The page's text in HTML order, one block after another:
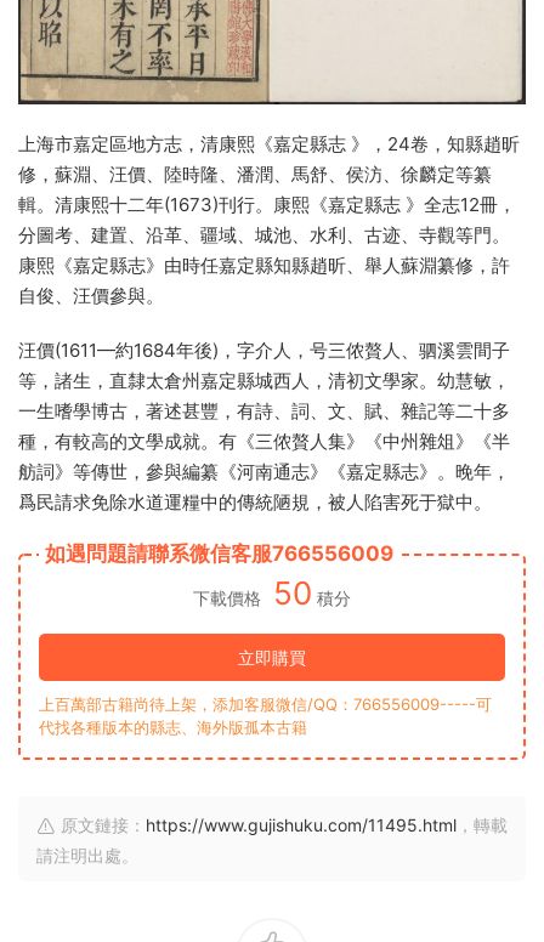
上海市嘉定區地方志，清康熙《嘉定縣志 》，24卷，知縣趙昕
修，蘇淵、汪價、陸時隆、潘潤、馬舒、侯汸、徐麟定等纂
輯。清康熙十二年(1673)刊行。康熙《嘉定縣志 》全志12冊，
分圖考、建置、沿革、疆域、城池、水利、古迹、寺觀等門。
康熙《嘉定縣志》由時任嘉定縣知縣趙昕、舉人蘇淵纂修，許
自俊、汪價參與。
汪價(1611—約1684年後)，字介人，号三侬贅人、驷溪雲間子
等，諸生，直隸太倉州嘉定縣城西人，清初文學家。幼慧敏，
一生嗜學博古，著述甚豐，有詩、詞、文、賦、雜記等二十多
種，有較高的文學成就。有《三侬贅人集》《中州雜俎》《半
舫詞》等傳世，參與編纂《河南通志》《嘉定縣志》。晚年，
爲民請求免除水道運糧中的傳統陋規，被人陷害死于獄中。
如遇問題請聯系微信客服766556009
下載價格 50 積分
立即購買
上百萬部古籍尚待上架，添加客服微信/QQ：766556009-----可
代找各種版本的縣志、海外版孤本古籍
原文鏈接： https://www.gujishuku.com/11495.html ，轉載
請注明出處。